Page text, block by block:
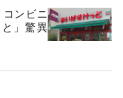
ンビニ
」驚異